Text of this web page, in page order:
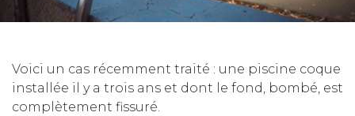
Voici un cas récemment traité : une piscine coque
installée il y a trois ans et dont le fond, bombé, est
complètement fissuré.